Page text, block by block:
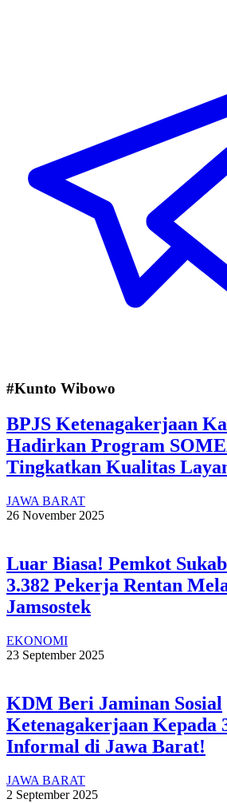
#Kunto Wibowo
BPJS Ketenagakerjaan
Hadirkan Program
Tingkatkan Kualitas
JAWA BARAT
26 November 2025
Luar Biasa! Pemkot
3.382 Pekerja Rentan
Jamsostek
EKONOMI
23 September 2025
KDM Beri Jaminan Sosial
Ketenagakerjaan Kepada
Informal di Jawa Barat!
JAWA BARAT
2 September 2025